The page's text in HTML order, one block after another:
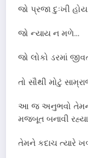
જો પ્રજા દુઃખી
જો ન્યાય ન મળે…
જો લોકો ડરમાં
તો સૌથી મોટું
આ જ અનુભવો તેમના
મજબૂત બનાવી રહ્યા
તેમને કદાચ ત્યારે